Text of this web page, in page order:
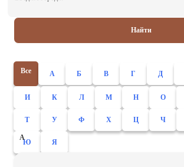
Найти
Все А Б В Г Д
И К Л М Н О
Т У Ф Х Ц Ч
Ю Я
А